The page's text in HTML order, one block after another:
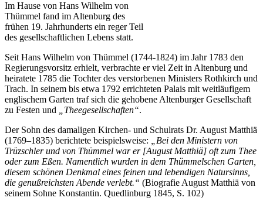
Im Hause von Hans Wilhelm von
Thümmel fand im Altenburg des
frühen 19. Jahrhunderts ein reger Teil
des gesellschaftlichen Lebens statt.
Seit Hans Wilhelm von Thümmel (1744-1824) im Jahr 1783 den
Regierungsvorsitz erhielt, verbrachte er viel Zeit in Altenburg und
heiratete 1785 die Tochter des verstorbenen Ministers Rothkirch und
Trach. In seinem bis etwa 1792 errichteten Palais mit weitläufigem
englischem Garten traf sich die gehobene Altenburger Gesellschaft
zu Festen und „Theegesellschaften“.
Der Sohn des damaligen Kirchen- und Schulrats Dr. August Matthiä
(1769–1835) berichtete beispielsweise: „Bei den Ministern von
Trüzschler und von Thümmel war er [August Matthiä] oft zum Thee
oder zum Eßen. Namentlich wurden in dem Thümmelschen Garten,
diesem schönen Denkmal eines feinen und lebendigen Natursinns,
die genußreichsten Abende verlebt.“ (Biografie August Matthiä von
seinem Sohne Konstantin. Quedlinburg 1845, S. 102)